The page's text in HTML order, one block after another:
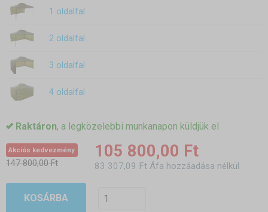
1 oldalfal
2 oldalfal
3 oldalfal
4 oldalfal
Raktáron, a legközelebbi munkanapon küldjük el
Akciós kedvezmény
147 800,00 Ft
105 800,00 Ft
83 307,09 Ft Áfa hozzáadása nélkül
KOSÁRBA